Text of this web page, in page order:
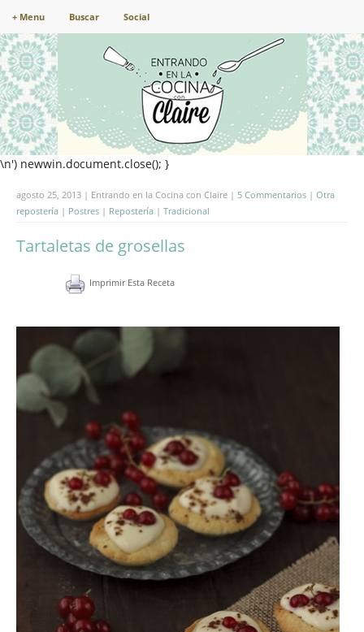
+ Menu Buscar Social
\n') newwin.document.close(); }
agosto 25, 2013 | Entrando en la Cocina con Claire | 5 Commentarios | Otra
repostería | Postres | Repostería | Tradicional
Tartaletas de grosellas
Imprimir Esta Receta